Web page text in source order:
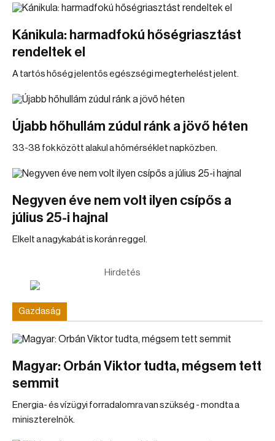
Kánikula: harmadfokú hőségriasztást
rendeltek el
A tartós hőség jelentős egészségi megterhelést jelent.
Újabb hőhullám zúdul ránk a jövő héten
33-38 fok között alakul a hőmérséklet napközben.
Negyven éve nem volt ilyen csípős a
július 25-i hajnal
Elkelt a nagykabát is korán reggel.
Hirdetés
Gazdaság
Magyar: Orbán Viktor tudta, mégsem tett
semmit
Energia- és vízügyi forradalomra van szükség - mondta a
miniszterelnök.